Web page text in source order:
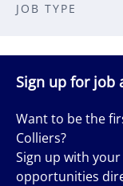
JOB TYPE
Sign up for job
Want to be the
Colliers?
Sign up with
opportunities